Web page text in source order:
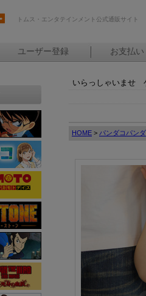
トムス・エンタテインメント公式通販サイト
ユーザー登録 お支払
いらっしゃいませ
HOME > パンダコパンダ